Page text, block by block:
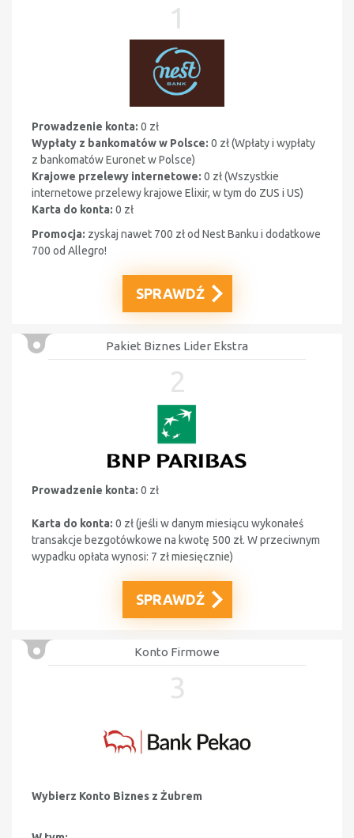
1
Prowadzenie konta: 0 zł
Wypłaty z bankomatów w Polsce: 0 zł (Wpłaty i wypłaty
z bankomatów Euronet w Polsce)
Krajowe przelewy internetowe: 0 zł (Wszystkie
internetowe przelewy krajowe Elixir, w tym do ZUS i US)
Karta do konta: 0 zł
Promocja: zyskaj nawet 700 zł od Nest Banku i dodatkowe
700 od Allegro!
SPRAWDŹ
Pakiet Biznes Lider Ekstra
2
Prowadzenie konta: 0 zł
Karta do konta: 0 zł (jeśli w danym miesiącu wykonałeś
transakcje bezgotówkowe na kwotę 500 zł. W przeciwnym
wypadku opłata wynosi: 7 zł miesięcznie)
SPRAWDŹ
Konto Firmowe
3
Wybierz Konto Biznes z Żubrem